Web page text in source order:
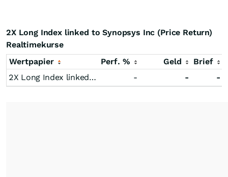
2X Long Index linked to Synopsys Inc (Price Return)
Realtimekurse
Wertpapier
Perf. % Geld
Brief
2X Long Index linked to Synopsys Inc (Price Return)
- - -